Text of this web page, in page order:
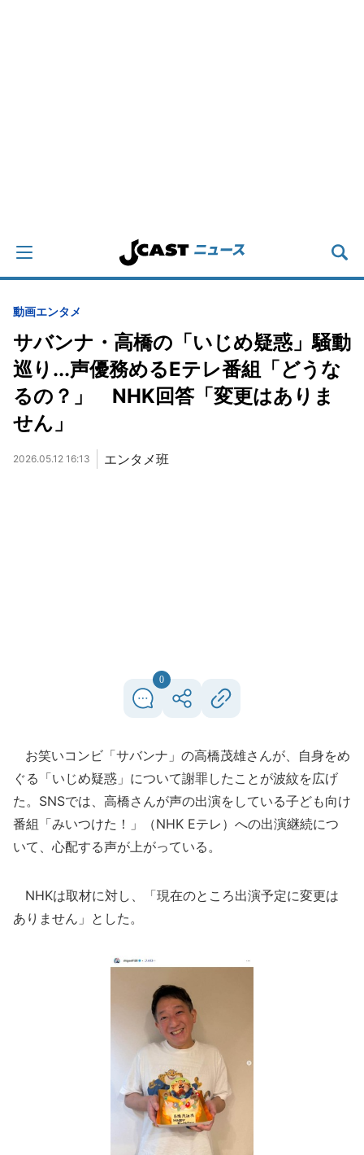
動画エンタメ
サバンナ・高橋の「いじめ疑惑」騒動
巡り...声優務めるEテレ番組「どうな
るの？」 NHK回答「変更はありま
せん」
2026.05.12 16:13 エンタメ班
0
お笑いコンビ「サバンナ」の高橋茂雄さんが、自身をめ
ぐる「いじめ疑惑」について謝罪したことが波紋を広げ
た。SNSでは、高橋さんが声の出演をしている子ども向け
番組「みいつけた！」（NHK Eテレ）への出演継続につ
いて、心配する声が上がっている。
NHKは取材に対し、「現在のところ出演予定に変更は
ありません」とした。